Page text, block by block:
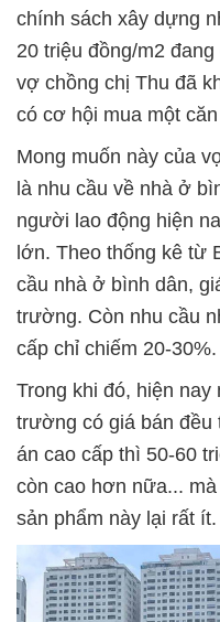
chính sách xây dựng
20 triệu đồng/m2
vợ chồng chị Thu đã
có cơ hội mua một
Mong muốn này của
là nhu cầu về nhà ở
người lao động hiện
lớn. Theo thống kê từ
cầu nhà ở bình dân,
trường. Còn nhu cầu
cấp chỉ chiếm 20-30%.
Trong khi đó, hiện
trường có giá bán
án cao cấp thì 50-60
còn cao hơn nữa...
sản phẩm này lại rất ít.